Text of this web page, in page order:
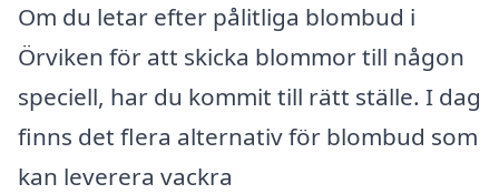
Om du letar efter pålitliga blombud i
Örviken för att skicka blommor till någon
speciell, har du kommit till rätt ställe. I dag
finns det flera alternativ för blombud som
kan leverera vackra